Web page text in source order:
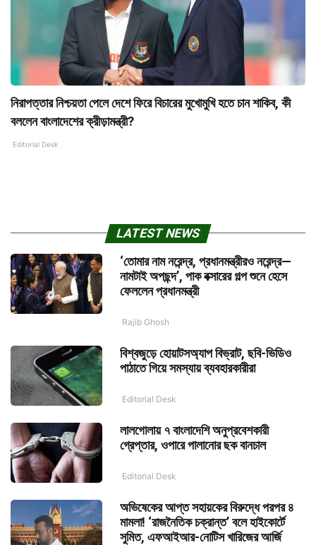
নিরাপত্তার নিশ্চয়তা পেলে দেশে ফিরে বিচারের মুখোমুখি হতে চান শাকিব, কী
বললেন বাংলাদেশের ক্রীড়ামন্ত্রী?
Editorial Desk
LATEST NEWS
‘তোমার নাম নরেন্দ্র, প্রধানমন্ত্রীরও নরেন্দ্র—
নামটাই অপছন্দ’, পাক বক্সারের গল্প শুনে হেসে
ফেললেন প্রধানমন্ত্রী
Rajib Ghosh
বিশ্বজুড়ে হোয়াটসঅ্যাপ বিভ্রাট, ছবি-ভিডিও
পাঠাতে গিয়ে সমস্যায় ব্যবহারকারীরা
Editorial Desk
লালগোলায় ৭ বাংলাদেশি অনুপ্রবেশকারী
গ্রেপ্তার, ওপারে পালানোর ছক বানচাল
Editorial Desk
অভিষেকের আপ্ত সহায়কের বিরুদ্ধে পরপর ৪
মামলা! ‘রাজনৈতিক চক্রান্ত’ বলে হাইকোর্টে
সুমিত, এফআইআর-নোটিস খারিজের আর্জি